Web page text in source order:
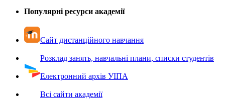
Популярні ресурси академії
Сайт дистанційного навчання
Розклад занять, навчальні плани, списки студентів
Електронний архів УІПА
Всі сайти академії